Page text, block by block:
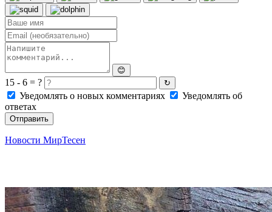
😊
15 - 6 = ? ↻
Уведомлять о новых комментариях
Уведомлять об
ответах
Отправить
Новости МирТесен